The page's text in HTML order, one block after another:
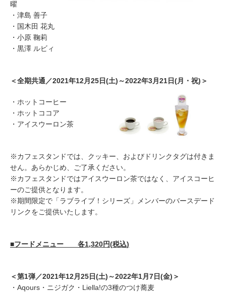
曜
・津島 善子
・国木田 花丸
・小原 鞠莉
・黒澤 ルビィ
＜全期共通／2021年12月25日(土)～2022年3月21日(月・祝)＞
・ホットコーヒー
・ホットココア
・アイスウーロン茶
※カフェスタンドでは、クッキー、およびドリンクタグは付きま
せん。あらかじめ、ご了承ください。
※カフェスタンドではアイスウーロン茶ではなく、アイスコーヒ
ーのご提供となります。
※期間限定で「ラブライブ！シリーズ」メンバーのバースデード
リンクをご提供いたします。
■フードメニュー 各1,320円(税込)
＜第1弾／2021年12月25日(土)～2022年1月7日(金)＞
・Aqours・ニジガク・Liella!の3種のつけ蕎麦